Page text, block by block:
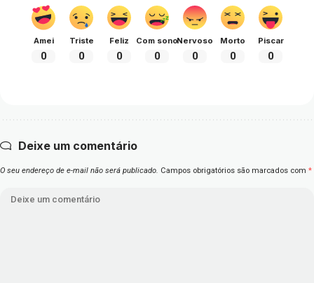
Amei
0
Triste
0
Feliz
0
Com sono
0
Nervoso
0
Morto
0
Piscar
0
Deixe um comentário
O seu endereço de e-mail não será publicado. Campos obrigatórios são marcados com *